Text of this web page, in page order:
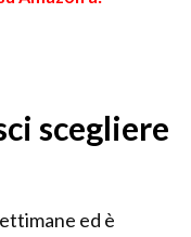
scegliere
ed è